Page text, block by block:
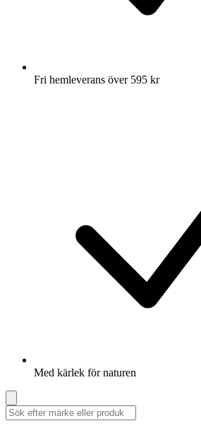
Fri hemleverans över 595 kr
Med kärlek för naturen